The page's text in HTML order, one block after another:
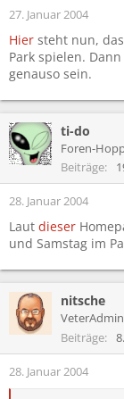
27. Januar 2004
Hier steht nun,
Park spielen.
genauso sein.
ti-do
Foren-
Beiträge
28. Januar 2004
Laut dieser
und Samstag im
nitsche
VeterAdmin
Beiträge
28. Januar 2004